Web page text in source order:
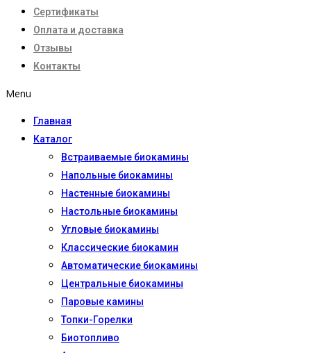
Сертификаты
Оплата и доставка
Отзывы
Контакты
Menu
Главная
Каталог
Встраиваемые биокамины
Напольные биокамины
Настенные биокамины
Настoльные биокамины
Угловые биокамины
Классические биокамин
Автоматические биокамины
Центральные биокамины
Паровые камины
Топки-Горелки
Биотопливо